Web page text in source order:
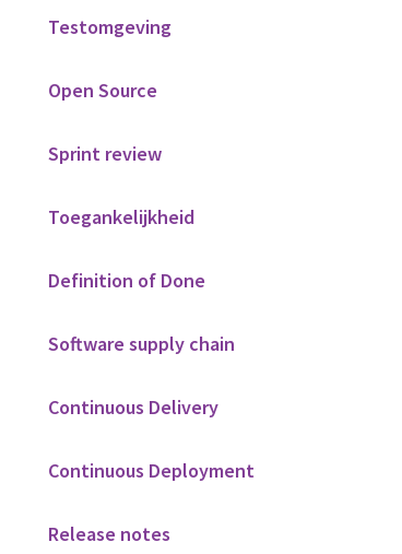
Testomgeving
Open Source
Sprint review
Toegankelijkheid
Definition of Done
Software supply chain
Continuous Delivery
Continuous Deployment
Release notes